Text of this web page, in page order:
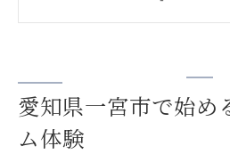
女性も満足できるパー
パーソナルジムとは何をす
愛知県一宮市で始め
ム体験